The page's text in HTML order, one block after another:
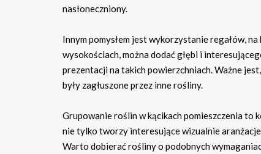
nasłoneczniony.
Innym pomysłem jest wykorzystanie regałów,
wysokościach, można dodać głębi i
prezentacji na takich powierzchniach. Ważne
były zagłuszone przez inne rośliny.
Grupowanie roślin w kącikach pomieszczenia to
nie tylko tworzy interesujące wizualnie
Warto dobierać rośliny o podobnych